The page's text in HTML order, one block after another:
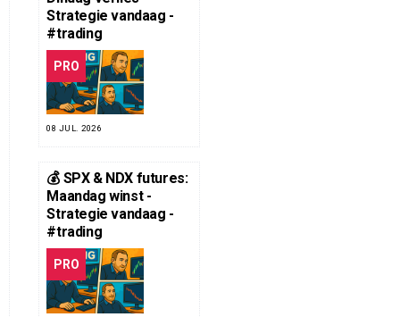
Strategie vandaag -
#trading
PRO
08 JUL. 2026
💰 SPX & NDX futures:
Maandag winst -
Strategie vandaag -
#trading
PRO